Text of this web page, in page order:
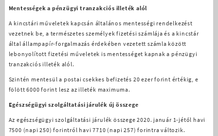
Mentességek a pénzügyi tranzakciós illeték alól
A kincstári műveletek kapcsán általános mentességi rendelkezést
vezetnek be, a természetes személyek fizetési számlája és a kincstár
által állampapír-forgalmazás érdekében vezetett számla között
lebonyolított fizetési műveletek is mentességet kapnak a pénzügyi
tranzakciós illeték alól.
Szintén mentesül a postai csekkes befizetés 20 ezer forint értékig, e
fölött 6000 forint lesz az illeték maximuma.
Egészségügyi szolgáltatási járulék új összege
Az egészségügyi szolgáltatási járulék összege 2020. január 1-jétől havi
7500 (napi 250) forintról havi 7710 (napi 257) forintra változik.